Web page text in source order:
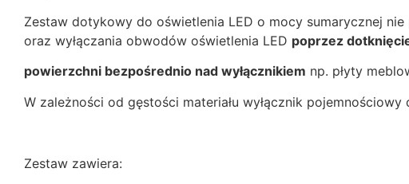
Zestaw dotykowy do oświetlenia LED o mocy sumarycznej
oraz wyłączania obwodów oświetlenia LED poprzez
powierzchni bezpośrednio nad wyłącznikiem np. płyty
W zależności od gęstości materiału wyłącznik pojemnościowy
Zestaw zawiera: